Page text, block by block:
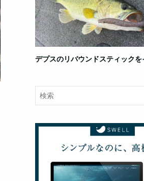
デプスのリバウンドスティックを